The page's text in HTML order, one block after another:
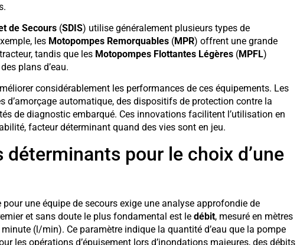
de Secours(SDIS) utilise généralement plusieurs types de
les Motopompes Remorquables(MPR) offrent une grande
tandis que les Motopompes Flottantes Légères(MPFL)
plans d’eau.
considérablement les performances de ces équipements. Les
d’amorçage automatique, des dispositifs de protection contre la
de diagnostic embarqué. Ces innovations facilitent l’utilisation en
facteur déterminant quand des vies sont en jeu.
pour le choix d’une
une équipe de secours exige une analyse approfondie de
et sans doute le plus fondamental est le débit, mesuré en mètres
(l/min). Ce paramètre indique la quantité d’eau que la pompe
les opérations d’épuisement lors d’inondations majeures, des débits